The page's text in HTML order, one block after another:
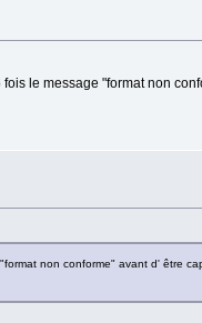
le message "format non
non conforme" avant d' être